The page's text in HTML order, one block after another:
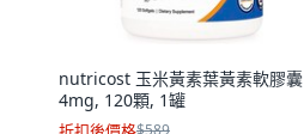
nutricost 玉米黃素葉黃素軟膠囊
4mg, 120顆, 1罐
$589